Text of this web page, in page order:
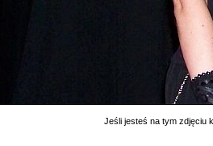
Jeśli jesteś na tym zdjęciu